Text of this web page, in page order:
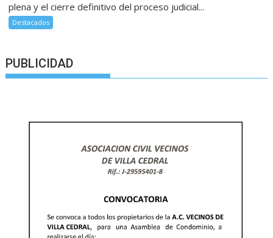
plena y el cierre definitivo del proceso judicial...
Destacados
PUBLICIDAD